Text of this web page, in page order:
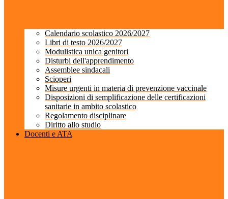
Calendario scolastico 2026/2027
Libri di testo 2026/2027
Modulistica unica genitori
Disturbi dell'apprendimento
Assemblee sindacali
Scioperi
Misure urgenti in materia di prevenzione vaccinale
Disposizioni di semplificazione delle certificazioni
sanitarie in ambito scolastico
Regolamento disciplinare
Diritto allo studio
Docenti e ATA